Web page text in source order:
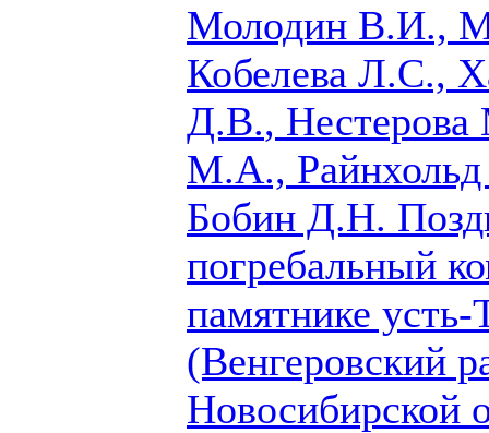
Молодин В.И.,
Кобелева Л.С.,
Д.В.,
М.А.,
Бобин Д.Н.
погребальный
памятнике усть-
(Венгеровский
Новосибирской